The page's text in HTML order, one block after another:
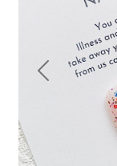
Previous